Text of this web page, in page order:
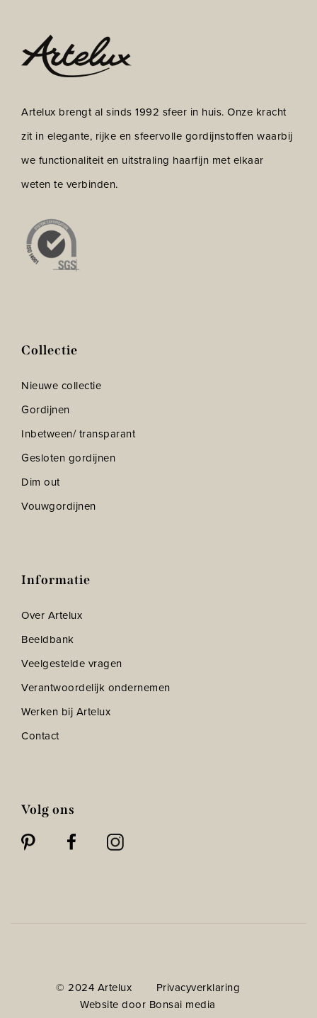
Artelux brengt al sinds 1992 sfeer in huis. Onze kracht
zit in elegante, rijke en sfeervolle gordijnstoffen waarbij
we functionaliteit en uitstraling haarfijn met elkaar
weten te verbinden.
Collectie
Nieuwe collectie
Gordijnen
Inbetween/ transparant
Gesloten gordijnen
Dim out
Vouwgordijnen
Informatie
Over Artelux
Beeldbank
Veelgestelde vragen
Verantwoordelijk ondernemen
Werken bij Artelux
Contact
Volg ons
© 2024 Artelux
Privacyverklaring
Website door Bonsai media